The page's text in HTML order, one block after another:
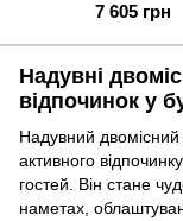
7 605 грн
Надувні
відпочинок у
Надувний
активного
гостей. Він стане
наметах,